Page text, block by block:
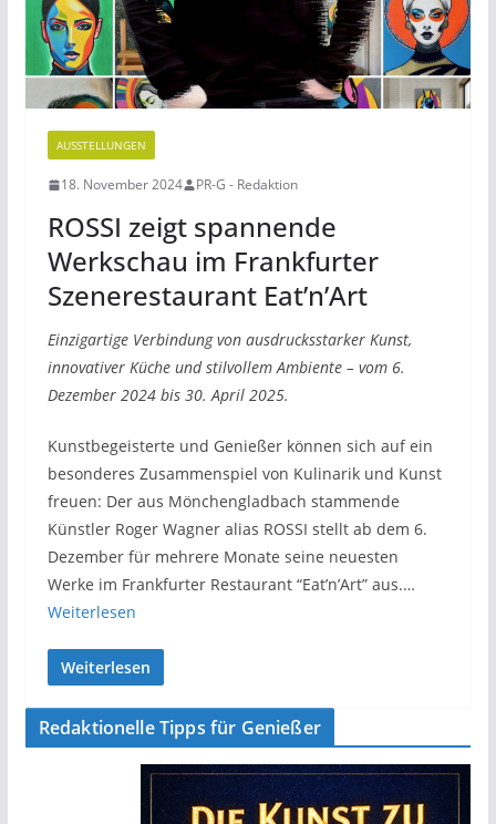
AUSSTELLUNGEN
18. November 2024 PR-G - Redaktion
ROSSI zeigt spannende
Werkschau im Frankfurter
Szenerestaurant Eat’n’Art
Einzigartige Verbindung von ausdrucksstarker Kunst,
innovativer Küche und stilvollem Ambiente – vom 6.
Dezember 2024 bis 30. April 2025.
Kunstbegeisterte und Genießer können sich auf ein
besonderes Zusammenspiel von Kulinarik und Kunst
freuen: Der aus Mönchengladbach stammende
Künstler Roger Wagner alias ROSSI stellt ab dem 6.
Dezember für mehrere Monate seine neuesten
Werke im Frankfurter Restaurant “Eat’n’Art” aus.…
Weiterlesen
Weiterlesen
Redaktionelle Tipps für Genießer